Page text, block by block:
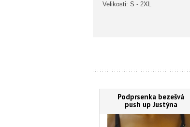
Velikosti: S - 2XL
Podprsenka bezešvá
push up Justýna